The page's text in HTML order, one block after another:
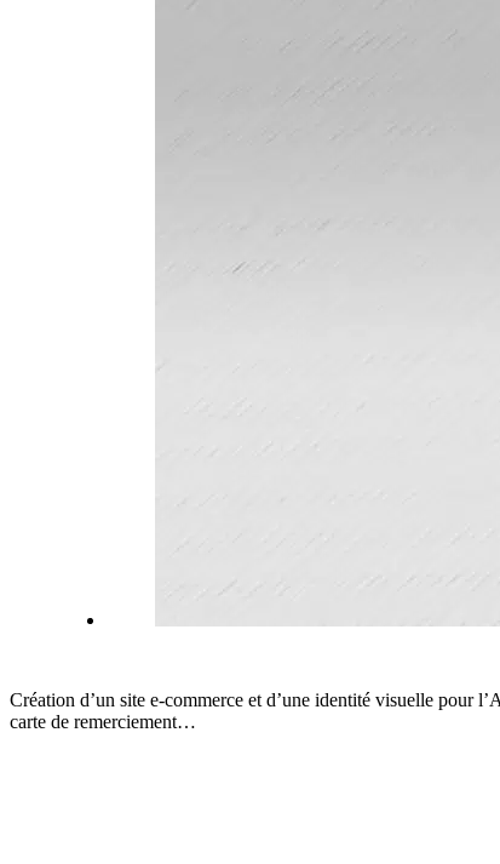
Création d’un site e-commerce et d’une identité visuelle pour
carte de remerciement…